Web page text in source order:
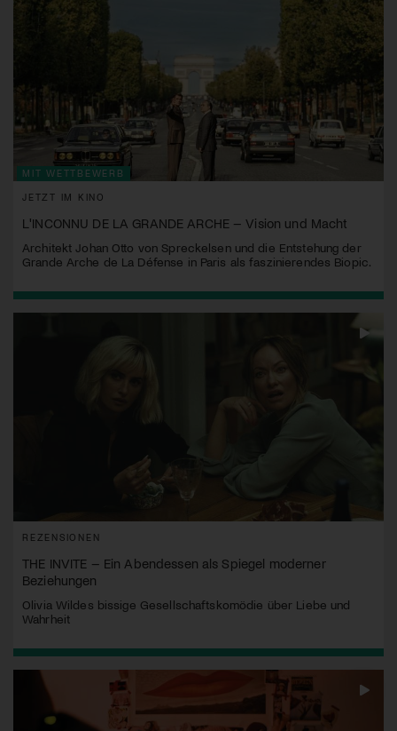
MIT WETTBEWERB
JETZT IM KINO
L'INCONNU DE LA GRANDE ARCHE – Vision und Macht
Architekt Johan Otto von Spreckelsen und die Entstehung der
Grande Arche de La Défense in Paris als faszinierendes Biopic.
REZENSIONEN
THE INVITE – Ein Abendessen als Spiegel moderner
Beziehungen
Olivia Wildes bissige Gesellschaftskomödie über Liebe und
Wahrheit